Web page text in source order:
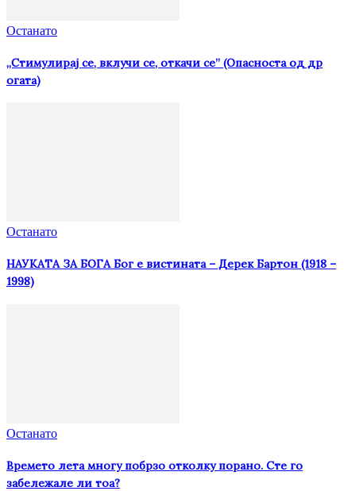
Останато
„Стимулирај се, вклучи се, откачи се” (Опасноста од др
огата)
Останато
НАУКАТА ЗА БОГА Бог е вистината – Дерек Бартон (1918 –
1998)
Останато
Времето лета многу побрзо отколку порано. Сте го
забележале ли тоа?